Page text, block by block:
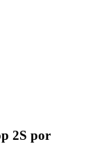
2S por